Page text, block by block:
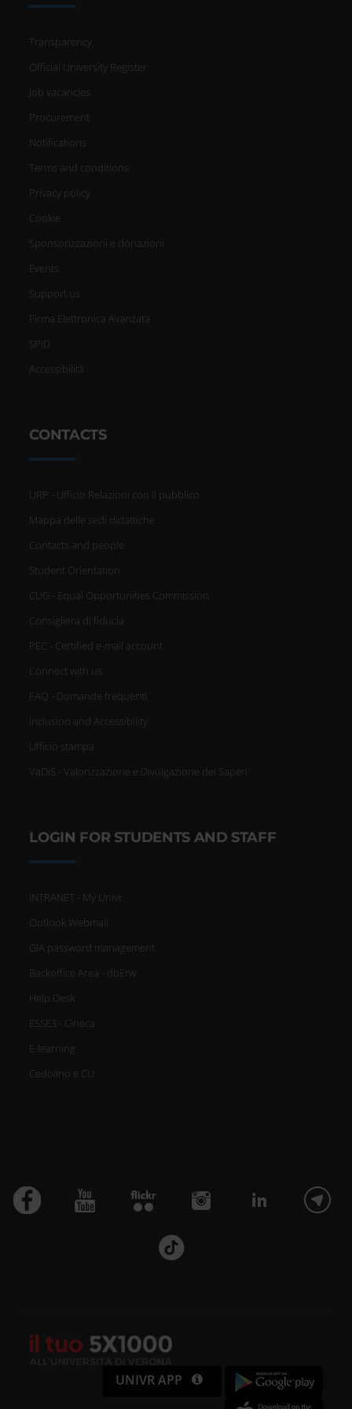
Transparency
Official University Register
Job vacancies
Procurement
Notifications
Terms and conditions
Privacy policy
Cookie
Sponsorizzazioni e donazioni
Events
Support us
Firma Elettronica Avanzata
SPID
Accessibilità
CONTACTS
URP - Ufficio Relazioni con il pubblico
Mappa delle sedi didattiche
Contacts and people
Student Orientation
CUG - Equal Opportunities Commission
Consigliera di fiducia
PEC - Certified e-mail account
Connect with us
FAQ - Domande frequenti
Inclusion and Accessibility
Ufficio stampa
VaDiS - Valorizzazione e Divulgazione dei Saperi
LOGIN FOR STUDENTS AND STAFF
INTRANET - My Univr
Outlook Webmail
GIA password management
Backoffice Area - dbErw
Help Desk
ESSE3 - Cineca
E-learning
Cedolino e CU
UNIVR APP